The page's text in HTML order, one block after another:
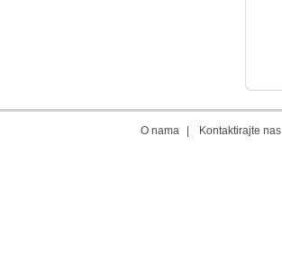
O nama Kontaktirajte nas